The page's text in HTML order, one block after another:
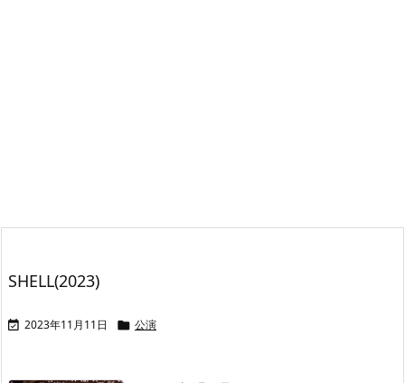
SHELL(2023)
 2023年11月11日  公演